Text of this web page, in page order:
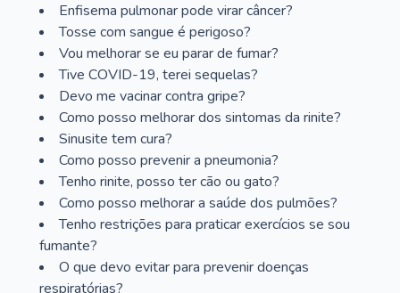
Enfisema pulmonar pode virar câncer?
Tosse com sangue é perigoso?
Vou melhorar se eu parar de fumar?
Tive COVID-19, terei sequelas?
Devo me vacinar contra gripe?
Como posso melhorar dos sintomas da rinite?
Sinusite tem cura?
Como posso prevenir a pneumonia?
Tenho rinite, posso ter cão ou gato?
Como posso melhorar a saúde dos pulmões?
Tenho restrições para praticar exercícios se sou
fumante?
O que devo evitar para prevenir doenças
respiratórias?